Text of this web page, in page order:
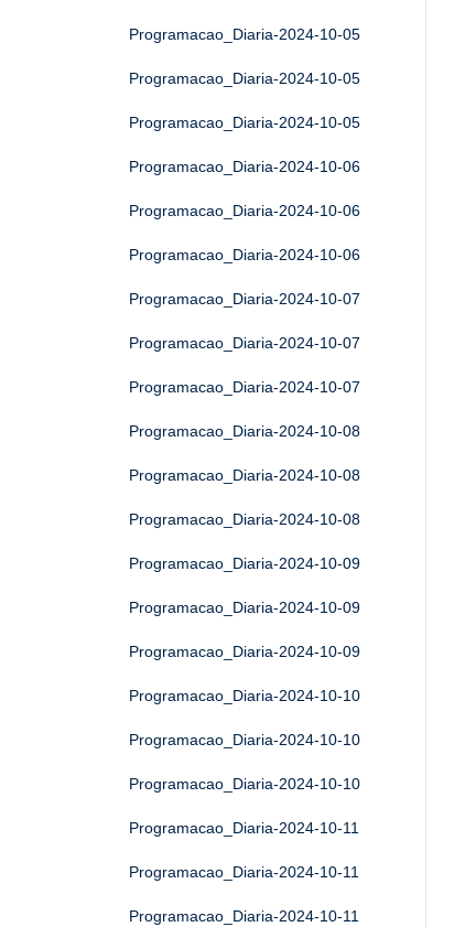
Programacao_Diaria-2024-10-05
Programacao_Diaria-2024-10-05
Programacao_Diaria-2024-10-05
Programacao_Diaria-2024-10-06
Programacao_Diaria-2024-10-06
Programacao_Diaria-2024-10-06
Programacao_Diaria-2024-10-07
Programacao_Diaria-2024-10-07
Programacao_Diaria-2024-10-07
Programacao_Diaria-2024-10-08
Programacao_Diaria-2024-10-08
Programacao_Diaria-2024-10-08
Programacao_Diaria-2024-10-09
Programacao_Diaria-2024-10-09
Programacao_Diaria-2024-10-09
Programacao_Diaria-2024-10-10
Programacao_Diaria-2024-10-10
Programacao_Diaria-2024-10-10
Programacao_Diaria-2024-10-11
Programacao_Diaria-2024-10-11
Programacao_Diaria-2024-10-11